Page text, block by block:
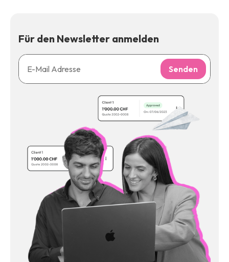
Für den Newsletter anmelden
Senden